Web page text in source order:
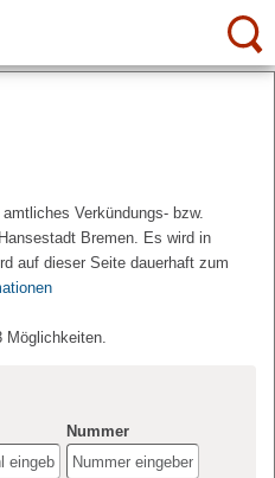
Verkündungs- bzw.
Bremen. Es wird in
auf dieser Seite dauerhaft zum
Möglichkeiten.
Nummer